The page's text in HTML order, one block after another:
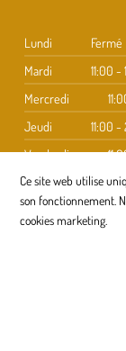
Lundi
Fermé
Mardi
11:00 -
Mercredi
Jeudi
11:00
Vendredi
Samedi
Dimanche
Ce site web utilise
son fonctionnement.
cookies marketing.